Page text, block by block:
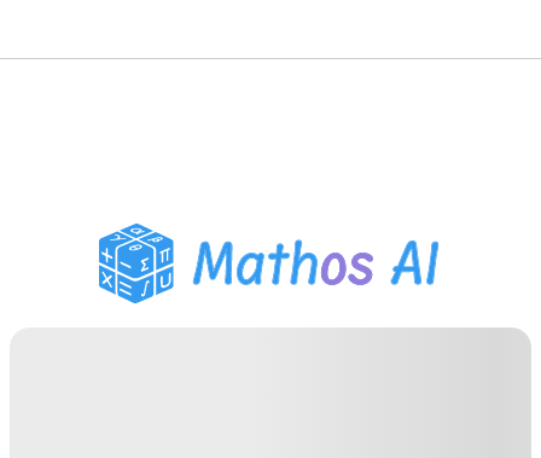
Pembantu PR PDF
Alat Belajar